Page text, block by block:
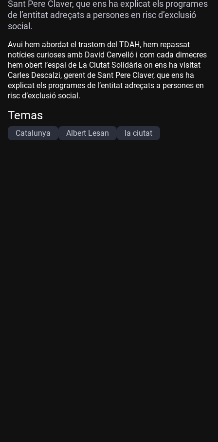
Sant Pere Claver, que ens ha explicat els programes
de l’entitat adreçats a persones en risc d’exclusió
social.
Avui hem abordat el trastorn del TDAH, hem repassat
notícies curioses amb David Cervelló i com cada dimecres
hem obert l’espai de La Ciutat Solidària on ens ha visitat
Carles Descalzi, gerent de Sant Pere Claver, que ens ha
explicat els programes de l’entitat adreçats a persones en
risc d’exclusió social.
Temas
Catalunya Albert Lesan la ciutat